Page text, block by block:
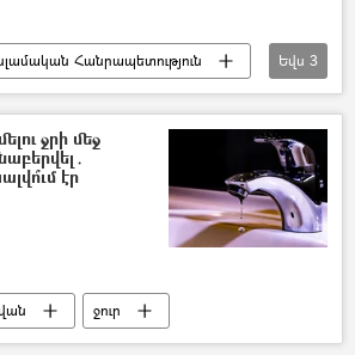
Հանրապետություն
Հայաստան
Եվս 3
ջրի մեջ
էր
ջուր